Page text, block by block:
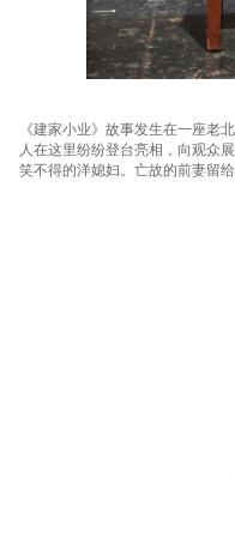
《建家小业》故事发生在一座老
人在这里纷纷登台亮相，向观众
笑不得的洋媳妇。亡故的前妻留